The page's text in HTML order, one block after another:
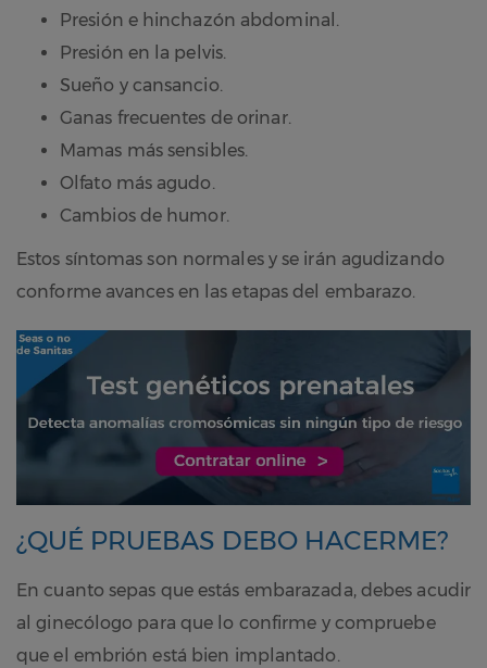
Presión e hinchazón abdominal.
Presión en la pelvis.
Sueño y cansancio.
Ganas frecuentes de orinar.
Mamas más sensibles.
Olfato más agudo.
Cambios de humor.
Estos síntomas son normales y se irán agudizando
conforme avances en las etapas del embarazo.
¿QUÉ PRUEBAS DEBO HACERME?
En cuanto sepas que estás embarazada, debes acudir
al ginecólogo para que lo confirme y compruebe
que el embrión está bien implantado.